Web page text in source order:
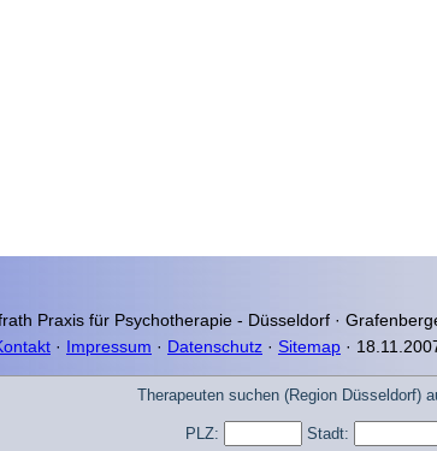
Praxis für Psychotherapie - Düsseldorf ·
· Impressum · Datenschutz · Sitemap ·
Therapeuten suchen (Region Düsseldorf)
PLZ: Stadt: